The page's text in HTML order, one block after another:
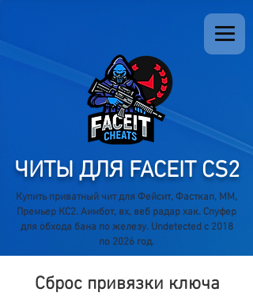
ЧИТЫ ДЛЯ FACEIT CS2
Купить приватный чит для Фейсит, Фасткап, ММ,
Премьер КС2. Аимбот, вх, веб радар хак. Спуфер
для обхода бана по железу. Undetected с 2018
по 2026 год.
Сброс привязки ключа